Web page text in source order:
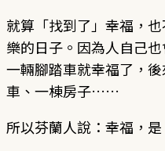
就算「找到了」幸福，
樂的日子。因為人自己
一輛腳踏車就幸福了，
車、一棟房子……
所以芬蘭人說：幸福，